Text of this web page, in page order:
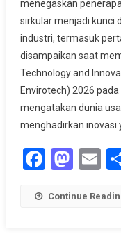
menegaskan
sirkular menjadi kunci
industri, termasuk
disampaikan saat
Technology and
Envirotech) 2026
mengatakan dunia
menghadirkan inovasi
Continue